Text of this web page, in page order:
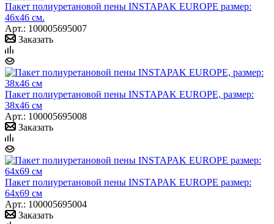
Пакет полиуретановой пены INSTAPAK EUROPE размер:
46х46 см.
Арт.: 100005695007
Заказать
Пакет полиуретановой пены INSTAPAK EUROPE, размер:
38х46 см
Арт.: 100005695008
Заказать
Пакет полиуретановой пены INSTAPAK EUROPE размер:
64х69 см
Арт.: 100005695004
Заказать